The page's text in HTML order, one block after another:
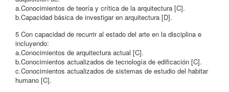
a.Conocimientos de teoría y crítica de la arquitectura [C].
b.Capacidad básica de investigar en arquitectura [D].
5 Con capacidad de recurrir al estado del arte en la disciplina e
incluyendo:
a.Conocimientos de arquitectura actual [C].
b.Conocimientos actualizados de tecnología de edificación [C].
c.Conocimientos actualizados de sistemas de estudio del habitar
humano [C].